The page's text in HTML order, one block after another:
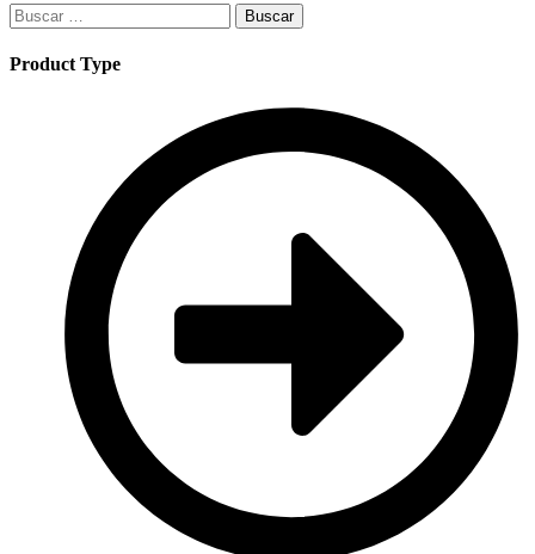
Buscar:
Product Type